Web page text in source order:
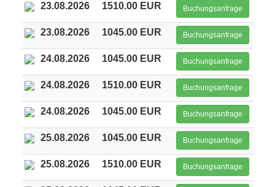
23.08.2026 1510.00 EUR Buchungsanfrage
23.08.2026 1045.00 EUR Buchungsanfrage
24.08.2026 1045.00 EUR Buchungsanfrage
24.08.2026 1510.00 EUR Buchungsanfrage
24.08.2026 1045.00 EUR Buchungsanfrage
25.08.2026 1045.00 EUR Buchungsanfrage
25.08.2026 1510.00 EUR Buchungsanfrage